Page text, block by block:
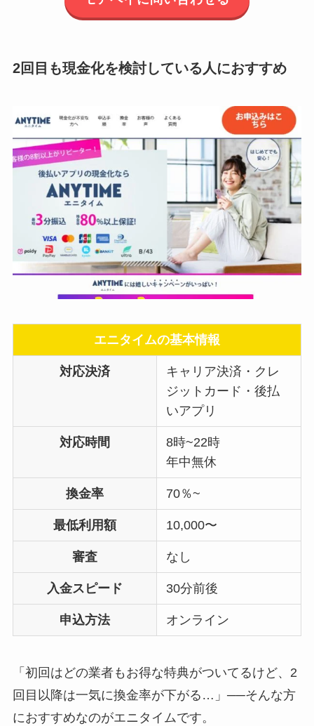
2回目も現金化を検討している人におすすめ
エニタイムの基本情報
対応決済
キャリア決済・クレ
ジットカード・後払
いアプリ
対応時間
8時~22時
年中無休
換金率 70％~
最低利用額 10,000〜
審査 なし
入金スピード 30分前後
申込方法 オンライン
「初回はどの業者もお得な特典がついてるけど、2
回目以降は一気に換金率が下がる…」──そんな方
におすすめなのがエニタイムです。